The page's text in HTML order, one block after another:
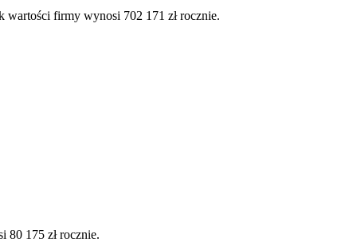
wartości firmy wynosi 702 171 zł rocznie.
80 175 zł rocznie.